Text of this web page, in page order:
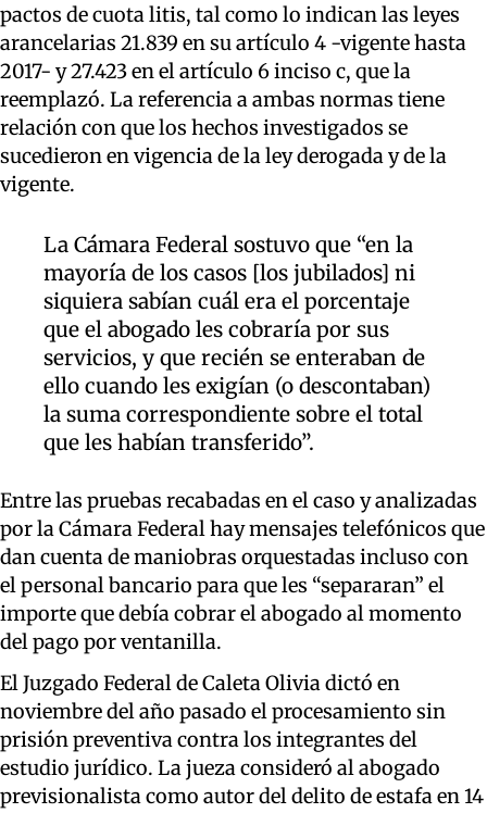
pactos de cuota litis, tal como lo indican las leyes
arancelarias 21.839 en su artículo 4 -vigente hasta
2017- y 27.423 en el artículo 6 inciso c, que la
reemplazó. La referencia a ambas normas tiene
relación con que los hechos investigados se
sucedieron en vigencia de la ley derogada y de la
vigente.
La Cámara Federal sostuvo que “en la
mayoría de los casos [los jubilados] ni
siquiera sabían cuál era el porcentaje
que el abogado les cobraría por sus
servicios, y que recién se enteraban de
ello cuando les exigían (o descontaban)
la suma correspondiente sobre el total
que les habían transferido”.
Entre las pruebas recabadas en el caso y analizadas
por la Cámara Federal hay mensajes telefónicos que
dan cuenta de maniobras orquestadas incluso con
el personal bancario para que les “separaran” el
importe que debía cobrar el abogado al momento
del pago por ventanilla.
El Juzgado Federal de Caleta Olivia dictó en
noviembre del año pasado el procesamiento sin
prisión preventiva contra los integrantes del
estudio jurídico. La jueza consideró al abogado
previsionalista como autor del delito de estafa en 14